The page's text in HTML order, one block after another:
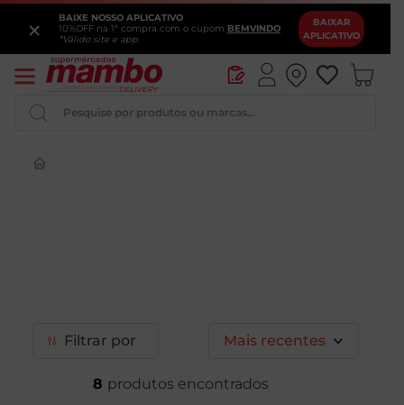
BAIXE NOSSO APLICATIVO
10%OFF na 1ª compra com o cupom BEMVINDO
*Válido site e app
BAIXAR
APLICATIVO
×
Pesquise por produtos ou marcas...
Filtrar Mais recentes
8